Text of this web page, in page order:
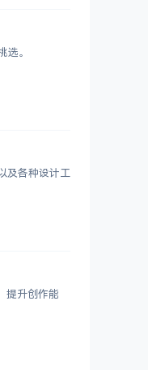
。
及各种设计工
提升创作能